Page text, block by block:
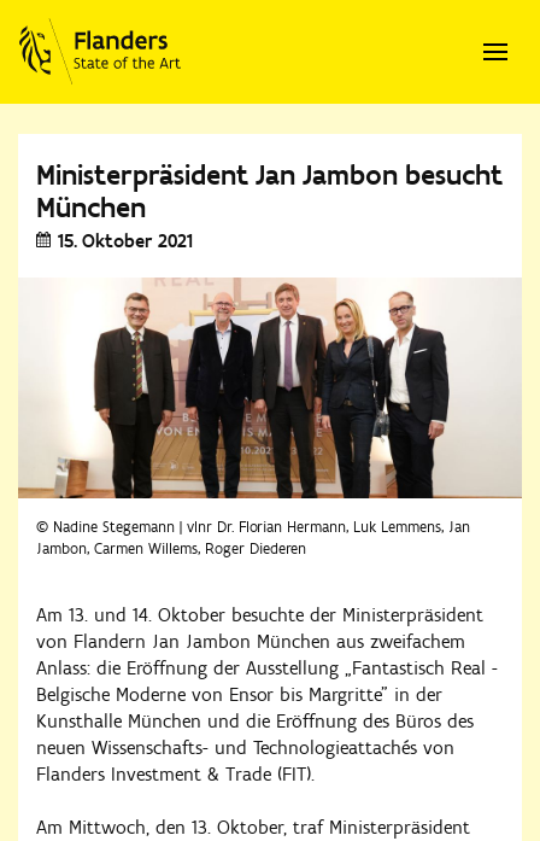
Ministerpräsident Jan Jambon besucht
München
15. Oktober 2021
© Nadine Stegemann | vlnr Dr. Florian Hermann, Luk Lemmens, Jan
Jambon, Carmen Willems, Roger Diederen
Am 13. und 14. Oktober besuchte der Ministerpräsident
von Flandern Jan Jambon München aus zweifachem
Anlass: die Eröffnung der Ausstellung „Fantastisch Real -
Belgische Moderne von Ensor bis Margritte" in der
Kunsthalle München und die Eröffnung des Büros des
neuen Wissenschafts- und Technologieattachés von
Flanders Investment & Trade (FIT).
Am Mittwoch, den 13. Oktober, traf Ministerpräsident